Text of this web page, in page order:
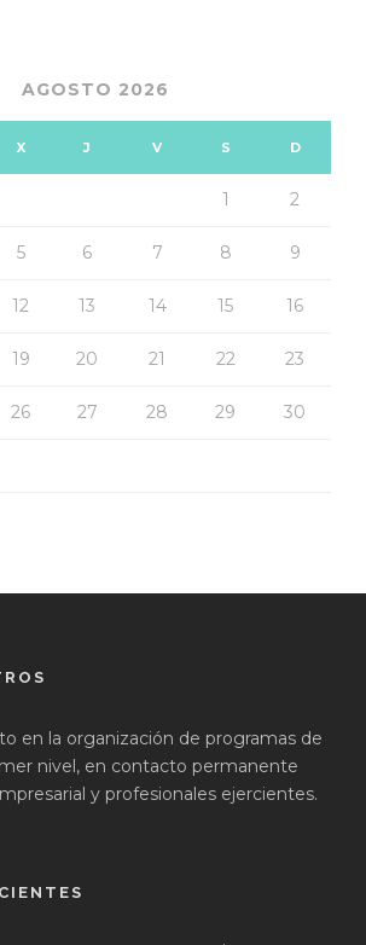
AGOSTO 2026
X J V S D
1 2
5 6 7 8 9
12 13 14 15 16
19 20 21 22 23
26 27 28 29 30
en la organización de programas de
nivel, en contacto permanente
y profesionales ejercientes.